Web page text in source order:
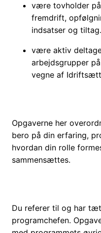
være tovholder
fremdrift,
indsatser og tiltag.
være aktiv
arbejdsgrupper
vegne af
Opgaverne her
bero på din erfaring,
hvordan din rolle
sammensættes.
Du referer til og har
programchefen.